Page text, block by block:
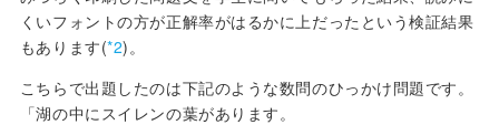
くいフォントの方が正解率がはるかに上だったという検証結果
もあります(*2)。
こちらで出題したのは下記のような数問のひっかけ問題です。
「湖の中にスイレンの葉があります。